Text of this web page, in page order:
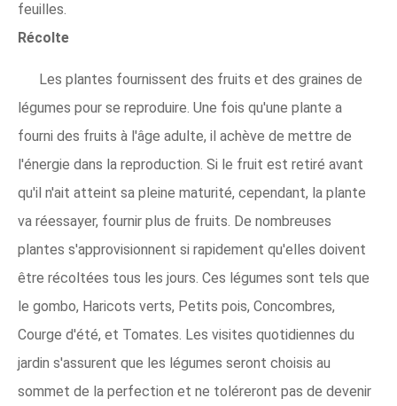
feuilles.
Récolte
Les plantes fournissent des fruits et des graines de
légumes pour se reproduire. Une fois qu'une plante a
fourni des fruits à l'âge adulte, il achève de mettre de
l'énergie dans la reproduction. Si le fruit est retiré avant
qu'il n'ait atteint sa pleine maturité, cependant, la plante
va réessayer, fournir plus de fruits. De nombreuses
plantes s'approvisionnent si rapidement qu'elles doivent
être récoltées tous les jours. Ces légumes sont tels que
le gombo, Haricots verts, Petits pois, Concombres,
Courge d'été, et Tomates. Les visites quotidiennes du
jardin s'assurent que les légumes seront choisis au
sommet de la perfection et ne toléreront pas de devenir